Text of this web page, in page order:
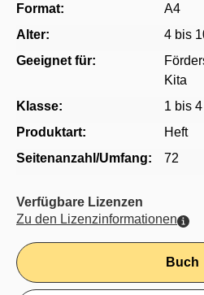
Format:
A4
Alter:
4 bis
Geeignet für:
Kita
Klasse:
1 bis 4
Produktart:
Heft
Seitenanzahl/Umfang:
72
Verfügbare Lizenzen
Zu den Lizenzinformationen
Buch